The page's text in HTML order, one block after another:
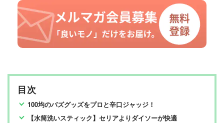
目次
100均のバズグッズをプロと辛口ジャッジ！
【水筒洗いスティック】セリアよりダイソーが快適